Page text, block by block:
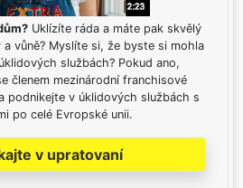
Uklízíte ráda a máte pak skvělý
vůně? Myslíte si, že byste si mohla
službách? Pokud ano,
členem mezinárodní franchisové
podnikejte v úklidových službách s
po celé Evropské unii.
v upratovaní